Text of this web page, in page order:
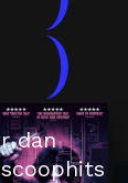
)
dan